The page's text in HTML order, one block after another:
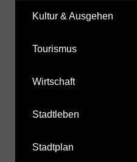
Kultur & Ausgehen
Tourismus
Wirtschaft
Stadtleben
Stadtplan